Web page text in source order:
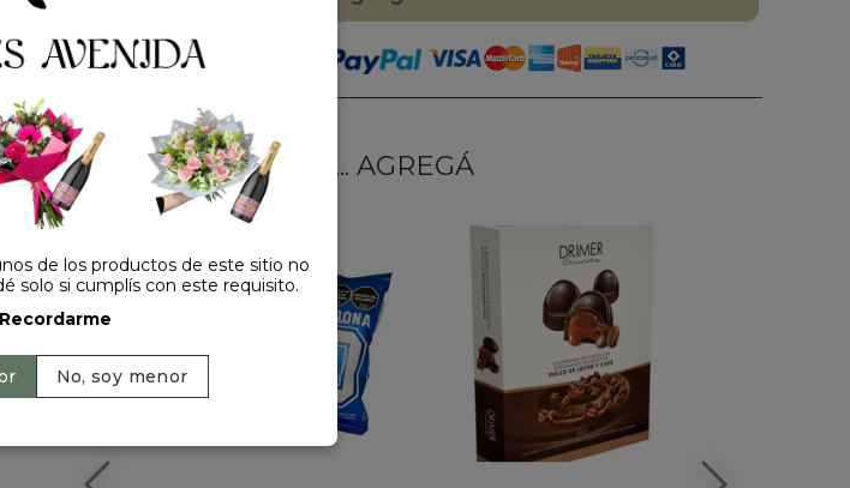
HACELO ESPECIAL... AGREGÁ
de los productos de este sitio no
solo si cumplís con este requisito.
Recordarme